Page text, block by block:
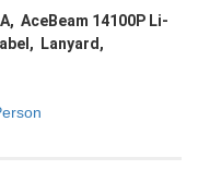
AceBeam 14100P Li-
Lanyard,